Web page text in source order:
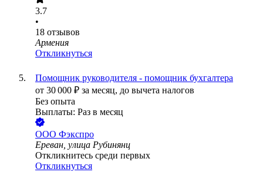
3.7
•
18 отзывов
Армения
Откликнуться
Помощник руководителя - помощник бухгалтера
от 30 000 ₽ за месяц, до вычета налогов
Без опыта
Выплаты: Раз в месяц
ООО Фэкспро
Ереван, улица Рубинянц
Откликнитесь среди первых
Откликнуться